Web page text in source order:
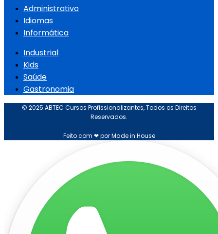
Administrativo
Idiomas
Informática
Industrial
Kids
Saúde
Gastronomia
© 2025 ABTEC Cursos Profissionalizantes, Todos os Direitos
Reservados.
Feito com ❤ por Made in House